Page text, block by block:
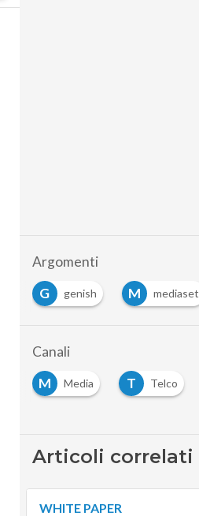
Argomenti
G
genish M mediaset
Canali
M
Media T Telco
Articoli correlati
WHITE PAPER